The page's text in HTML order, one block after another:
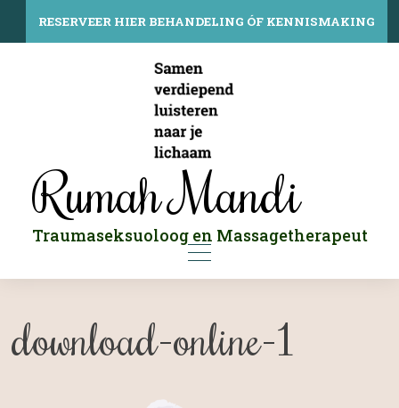
content
RESERVEER HIER BEHANDELING ÓF KENNISMAKING
Rumah Mandi
Traumaseksuoloog en Massagetherapeut
download-online-1